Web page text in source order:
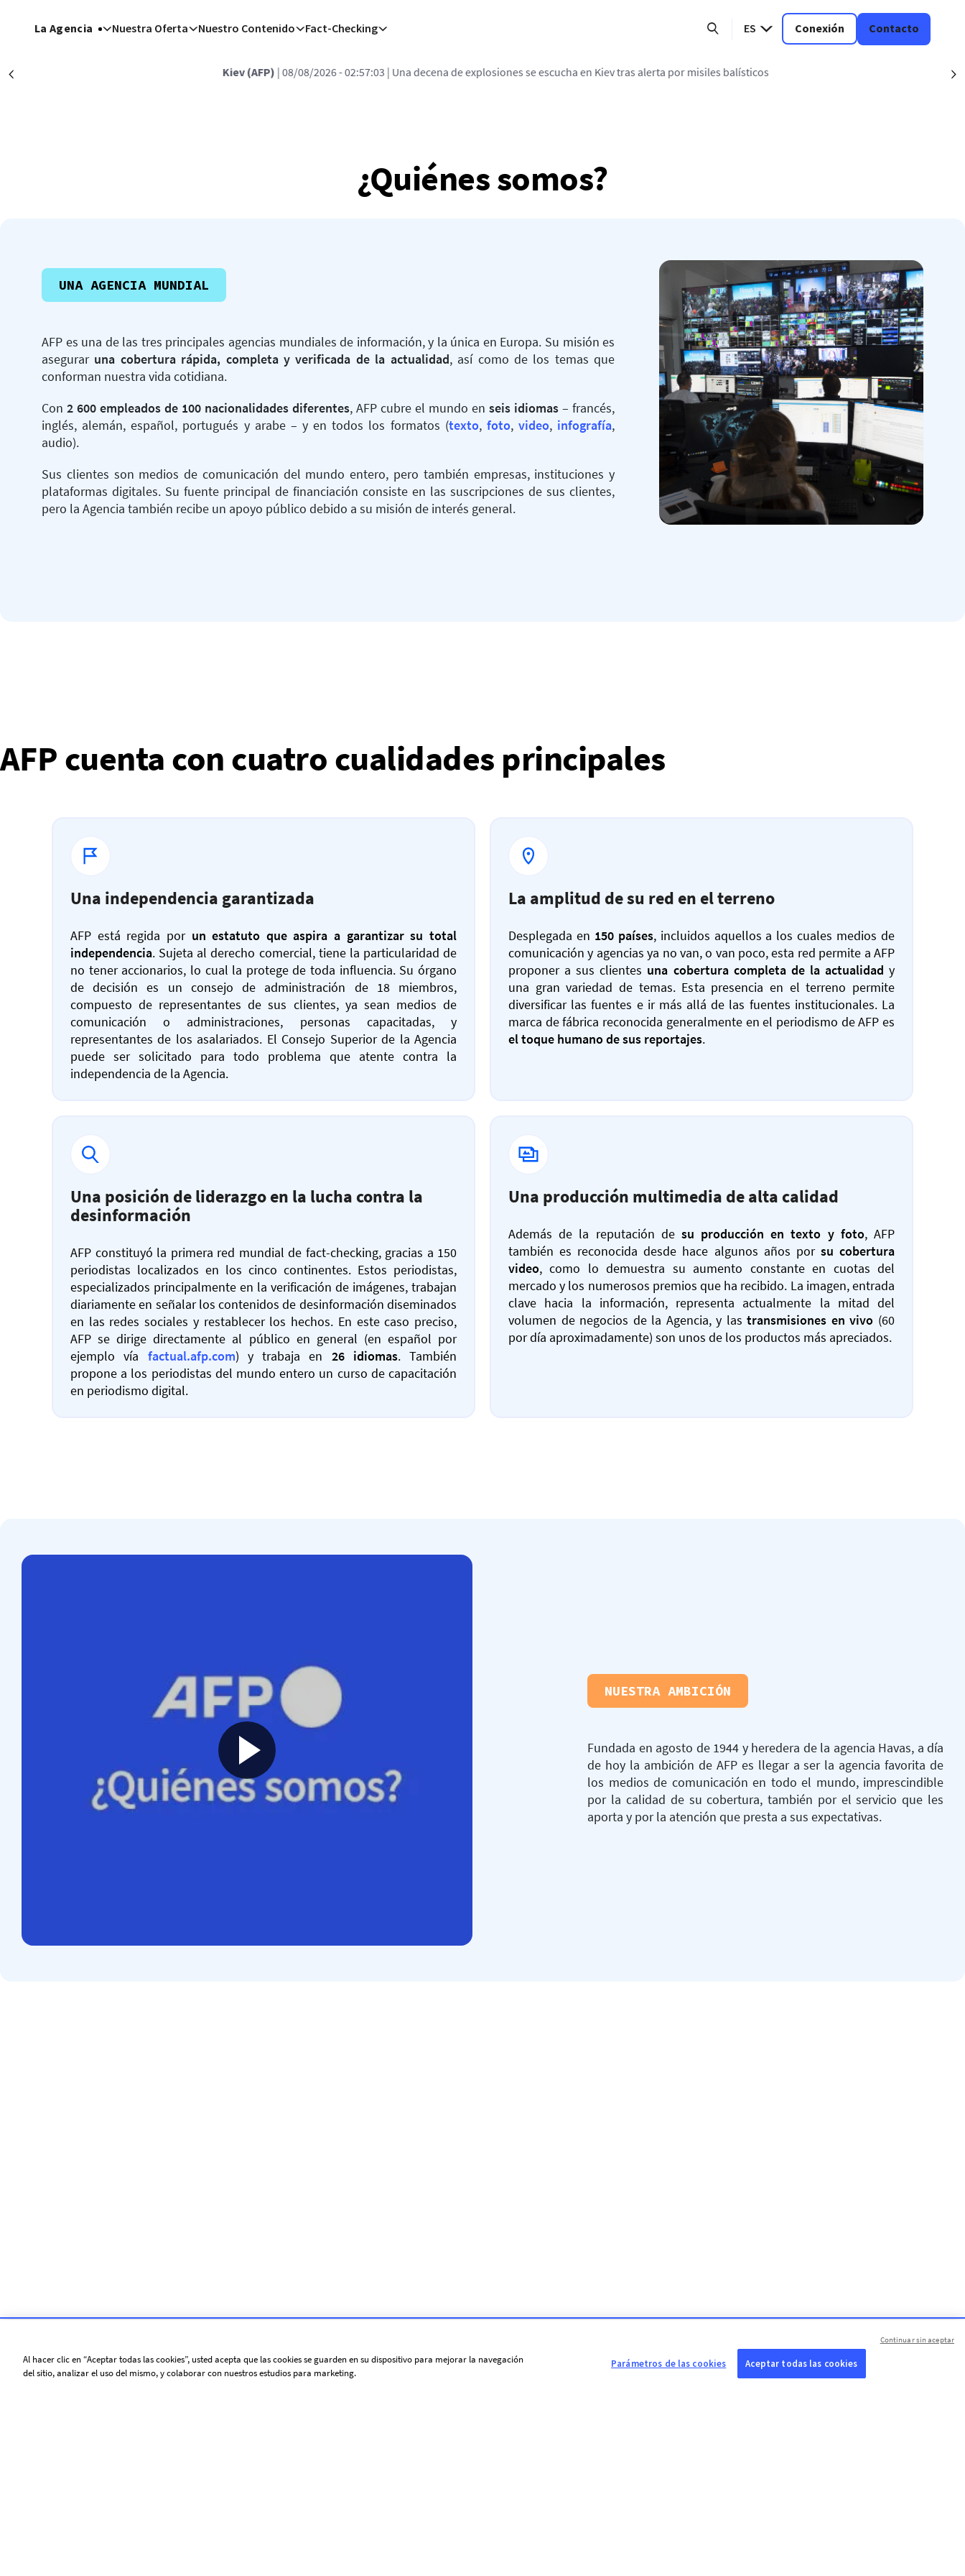
La Agencia Nuestra Oferta Nuestro Contenido Fact-Checking ES Conexión Contacto
Kiev (AFP)| 08/08/2026 - 02:57:03| Una decena de explosiones se escucha en Kiev tras alerta por misiles balísticos
¿Quiénes somos?
UNA AGENCIA MUNDIAL
AFP es una de las tres principales agencias mundiales de información, y la única en Europa. Su misión es
asegurar una cobertura rápida, completa y verificada de la actualidad, así como de los temas que
conforman nuestra vida cotidiana.
Con2 600 empleados de 100 nacionalidades diferentes, AFP cubre el mundo enseis idiomas – francés,
inglés, alemán, español, portugués y arabe – y en todos los formatos (texto, foto,video, infografía,
audio).
Sus clientes son medios de comunicación del mundo entero, pero también empresas, instituciones y
plataformas digitales. Su fuente principal de financiación consiste en las suscripciones de sus clientes,
pero la Agencia también recibe un apoyo público debido a su misión de interés general.
AFP cuenta con cuatro cualidades principales
Una independencia garantizada
AFP está regida por un estatuto que aspira a garantizar su total
independencia. Sujeta al derecho comercial, tiene la particularidad de
no tener accionarios, lo cual la protege de toda influencia. Su órgano
de decisión es un consejo de administración de 18 miembros,
compuesto de representantes de sus clientes, ya sean medios de
comunicación o administraciones, personas capacitadas, y
representantes de los asalariados. El Consejo Superior de la Agencia
puede ser solicitado para todo problema que atente contra la
independencia de la Agencia.
La amplitud de su red en el terreno
Desplegada en 150 países, incluidos aquellos a los cuales medios de
comunicación y agencias ya no van, o van poco, esta red permite a AFP
proponer a sus clientes una cobertura completa de la actualidady
una gran variedad de temas. Esta presencia en el terreno permite
diversificar las fuentes e ir más allá de las fuentes institucionales. La
marca de fábrica reconocida generalmente en el periodismo de AFP es
el toque humano de sus reportajes.
Una posición de liderazgo en la lucha contra la
desinformación
AFP constituyó la primera red mundial de fact-checking, gracias a 150
periodistas localizados en los cinco continentes. Estos periodistas,
especializados principalmente en la verificación de imágenes, trabajan
diariamente en señalar los contenidos de desinformación diseminados
en las redes sociales y restablecer los hechos. En este caso preciso,
AFP se dirige directamente al público en general (en español por
ejemplo vía factual.afp.com) y trabaja en 26 idiomas. También
propone a los periodistas del mundo entero un curso de capacitación
en periodismo digital.
Una producción multimedia de alta calidad
Además de la reputación de su producción en texto y foto, AFP
también es reconocida desde hace algunos años por su cobertura
video, como lo demuestra su aumento constante en cuotas del
mercado y los numerosos premios que ha recibido. La imagen, entrada
clave hacia la información, representa actualmente la mitad del
volumen de negocios de la Agencia, y lastransmisiones en vivo (60
por día aproximadamente) son unos de los productos más apreciados.
NUESTRA AMBICIÓN
Fundada en agosto de 1944 y heredera de la agencia Havas, a día
de hoy la ambición de AFP es llegar a ser la agencia favorita de
los medios de comunicación en todo el mundo, imprescindible
por la calidad de su cobertura, también por el servicio que les
aporta y por la atención que presta a sus expectativas.
Al hacer clic en “Aceptar todas las cookies”, usted acepta que las cookies se guarden en su dispositivo para mejorar la navegación
del sitio, analizar el uso del mismo, y colaborar con nuestros estudios para marketing.
Parámetros de las cookies Aceptar todas las cookies
Continuar sin aceptar